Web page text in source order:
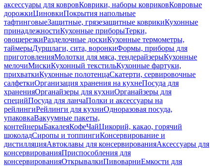
аксессуары для ковровКоврики, наборы ковриковКовровые
дорожкиЦиновкиПокрытия напольные
тафтинговыеЗащитные, грязезащитные коврикиКухонные
принадлежностиКухонные приборыТерки,
овощерезкиРазделочные доскиКухонные термометры,
таймерыДуршлаги, сита, воронкиФормы, приборы для
приготовленияМолотки для мяса, тендерайзерыКухонные
мелочиМискиКухонный текстильКухонные фартуки,
прихваткиКухонные полотенцаСкатерти, сервировочные
салфеткиОрганизация хранения на кухнеПосуда для
храненияОрганайзеры для кухниОрганайзеры для
специйПосуда для ланчаПолки и аксессуары на
рейлингиРейлинги для кухниОдноразовая посуда,
упаковкаВакуумные пакеты,
контейнерыБакалеяКофеЧайЦикорий, какао, горячий
шоколадСиропы и топпингиКонсервирование и
дистилляцияАвтоклавы для консервированияАксессуары для
консервированияПриспособления для
консервированияОткрывалкиПивоварниЕмкости для